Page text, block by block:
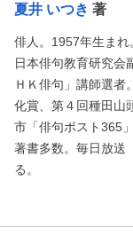
夏井 いつき 著
俳人。1957年生まれ
日本俳句教育研究会
ＨＫ俳句」講師選者
化賞、第４回種田山
市「俳句ポスト365
著書多数。毎日放送
る。